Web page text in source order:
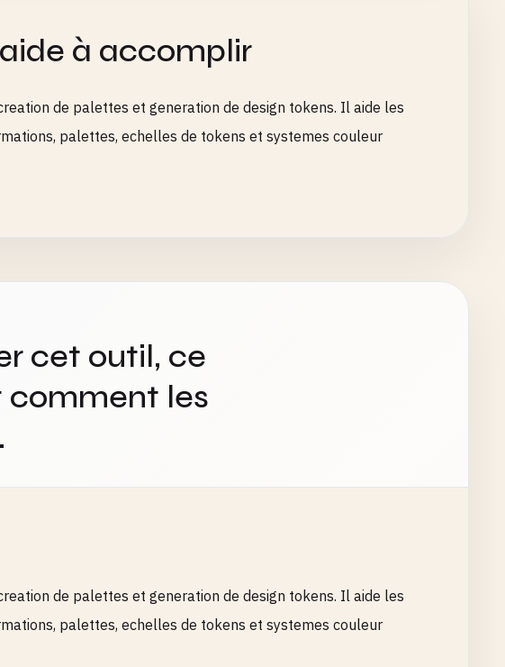
à accomplir
de palettes et generation de design tokens. Il aide les
palettes, echelles de tokens et systemes couleur
cet outil, ce
comment les
de palettes et generation de design tokens. Il aide les
palettes, echelles de tokens et systemes couleur